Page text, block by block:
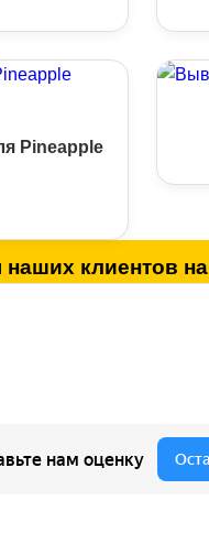
Pineapple
наших клиентов